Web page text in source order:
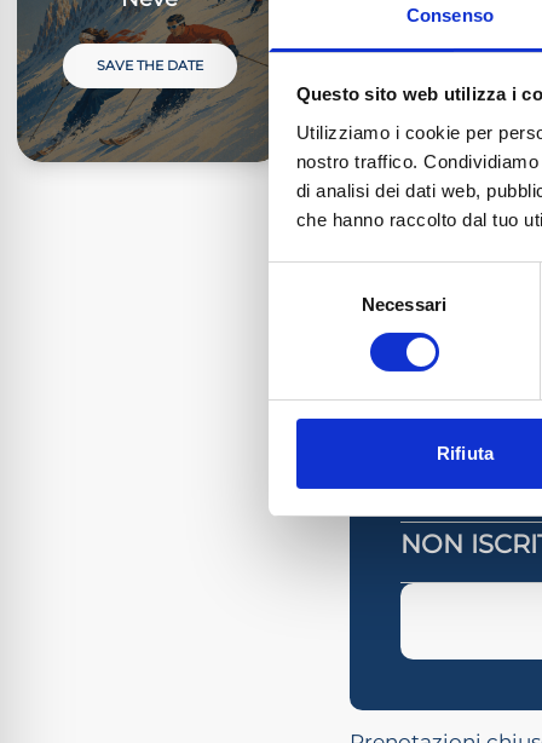
Consenso
Questo sito web utilizza i
Utilizziamo i cookie per
nostro traffico.
di analisi dei dati web,
che hanno raccolto dal tuo
Necessari
Rifiuta
SAVE THE DATE
Paolo Talice
La natura estintiva
Risposte ai quesiti
Ore 17:30
3
L’evento
formativi
COSTI DI
ISCRITTI
NON